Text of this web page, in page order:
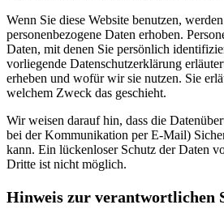
Wenn Sie diese Website benutzen,
personenbezogene Daten erhoben.
Daten, mit denen Sie persönlich
vorliegende Datenschutzerklärung
erheben und wofür wir sie nutzen. Sie
welchem Zweck das geschieht.
Wir weisen darauf hin, dass die
bei der Kommunikation per E-Mail)
kann. Ein lückenloser Schutz der Daten
Dritte ist nicht möglich.
Hinweis zur verantwortlichen